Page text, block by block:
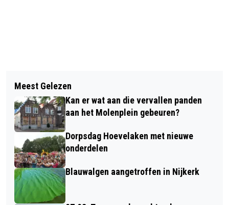
OPKNAPBEURT STATION NIJKERK
MEDIO 2026 KLAAR
HULPDIENST HOEVELAKEN ERG BLIJ
MET LIONSCHEQUE
Meest Gelezen
Kan er wat aan die vervallen panden
aan het Molenplein gebeuren?
Dorpsdag Hoevelaken met nieuwe
onderdelen
Blauwalgen aangetroffen in Nijkerk